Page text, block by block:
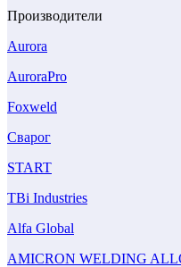
Производители
Aurora
AuroraPro
Foxweld
Сварог
START
TBi Industries
Alfa Global
AMICRON WELDING